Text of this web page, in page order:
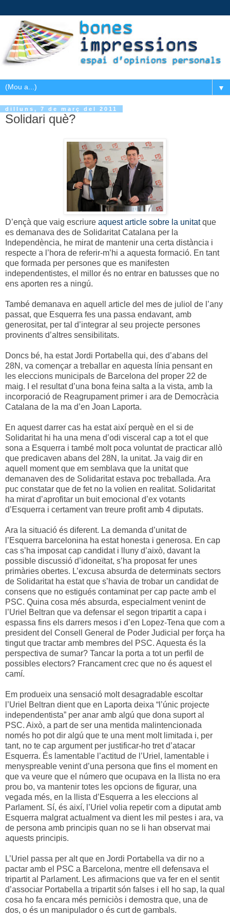
▼
dilluns, 7 de març del 2011
Solidari què?
D’ençà que vaig escriure aquest article sobre la unitatque
es demanava des de Solidaritat Catalana per la
Independència, he mirat de mantenir una certa distància i
respecte a l’hora de referir-m’hi a aquesta formació. En tant
que formada per persones que es manifesten
independentistes, el millor és no entrar en batusses que no
ens aporten res a ningú.
També demanava en aquell article del mes de juliol de l’any
passat, que Esquerra fes una passa endavant, amb
generositat, per tal d’integrar al seu projecte persones
provinents d’altres sensibilitats.
Doncs bé, ha estat Jordi Portabella qui, des d’abans del
28N, va començar a treballar en aquesta línia pensant en
les eleccions municipals de Barcelona del proper 22 de
maig. I el resultat d’una bona feina salta a la vista, amb la
incorporació de Reagrupament primer i ara de Democràcia
Catalana de la ma d’en Joan Laporta.
En aquest darrer cas ha estat així perquè en el si de
Solidaritat hi ha una mena d’odi visceral cap a tot el que
sona a Esquerra i també molt poca voluntat de practicar allò
que predicaven abans del 28N, la unitat. Ja vaig dir en
aquell moment que em semblava que la unitat que
demanaven des de Solidaritat estava poc treballada. Ara
puc constatar que de fet no la volien en realitat. Solidaritat
ha mirat d’aprofitar un buit emocional d’ex votants
d’Esquerra i certament van treure profit amb 4 diputats.
Ara la situació és diferent. La demanda d’unitat de
l’Esquerra barcelonina ha estat honesta i generosa. En cap
cas s’ha imposat cap candidat i lluny d’això, davant la
possible discussió d’idoneïtat, s’ha proposat fer unes
primàries obertes. L’excusa absurda de determinats sectors
de Solidaritat ha estat que s’havia de trobar un candidat de
consens que no estigués contaminat per cap pacte amb el
PSC. Quina cosa més absurda, especialment venint de
l’Uriel Beltran que va defensar el segon tripartit a capa i
espassa fins els darrers mesos i d’en Lopez-Tena que com a
president del Consell General de Poder Judicial per força ha
tingut que tractar amb membres del PSC. Aquesta és la
perspectiva de sumar? Tancar la porta a tot un perfil de
possibles electors? Francament crec que no és aquest el
camí.
Em produeix una sensació molt desagradable escoltar
l’Uriel Beltran dient que en Laporta deixa “l’únic projecte
independentista” per anar amb algú que dona suport al
PSC. Això, a part de ser una mentida malintencionada
només ho pot dir algú que te una ment molt limitada i, per
tant, no te cap argument per justificar-ho tret d’atacar
Esquerra. És lamentable l’actitud de l’Uriel, lamentable i
menyspreable venint d’una persona que fins el moment en
que va veure que el número que ocupava en la llista no era
prou bo, va mantenir totes les opcions de figurar, una
vegada més, en la llista d’Esquerra a les eleccions al
Parlament. Sí, és així, l’Uriel volia repetir com a diputat amb
Esquerra malgrat actualment va dient les mil pestes i ara, va
de persona amb principis quan no se li han observat mai
aquests principis.
L’Uriel passa per alt que en Jordi Portabella va dir no a
pactar amb el PSC a Barcelona, mentre ell defensava el
tripartit al Parlament. Les afirmacions que va fer en el sentit
d’associar Portabella a tripartit són falses i ell ho sap, la qual
cosa ho fa encara més perniciòs i demostra que, una de
dos, o és un manipulador o és curt de gambals.